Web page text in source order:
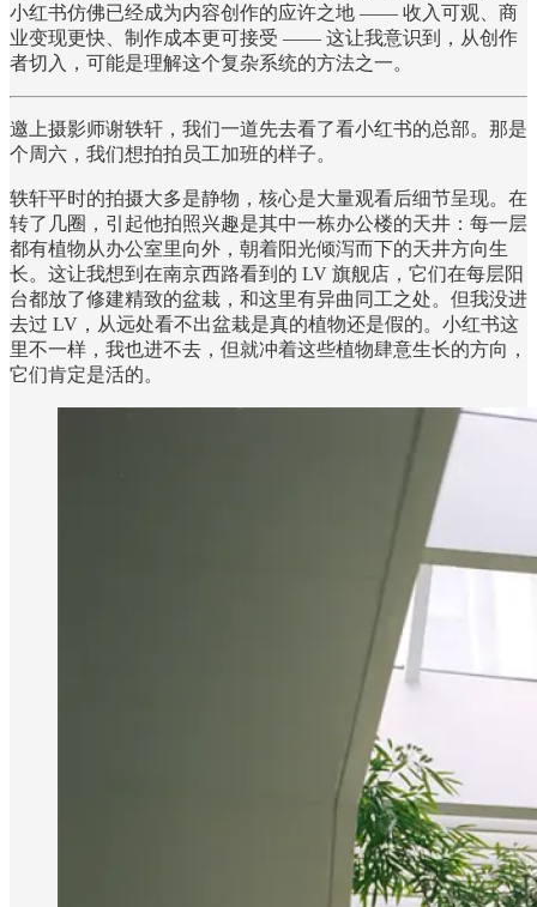
小红书仿佛已经成为内容创作的应许之地 —— 收入可观、商
业变现更快、制作成本更可接受 —— 这让我意识到，从创作
者切入，可能是理解这个复杂系统的方法之一。
邀上摄影师谢轶轩，我们一道先去看了看小红书的总部。那是
个周六，我们想拍拍员工加班的样子。
轶轩平时的拍摄大多是静物，核心是大量观看后细节呈现。在
转了几圈，引起他拍照兴趣是其中一栋办公楼的天井：每一层
都有植物从办公室里向外，朝着阳光倾泻而下的天井方向生
长。这让我想到在南京西路看到的 LV 旗舰店，它们在每层阳
台都放了修建精致的盆栽，和这里有异曲同工之处。但我没进
去过 LV，从远处看不出盆栽是真的植物还是假的。小红书这
里不一样，我也进不去，但就冲着这些植物肆意生长的方向，
它们肯定是活的。